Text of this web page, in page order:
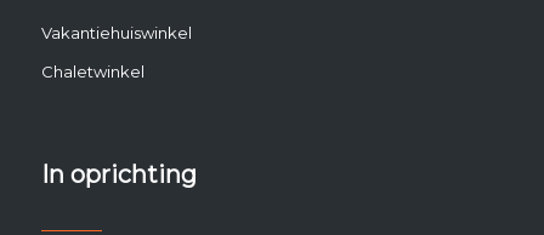
Vakantiehuiswinkel
Chaletwinkel
In oprichting